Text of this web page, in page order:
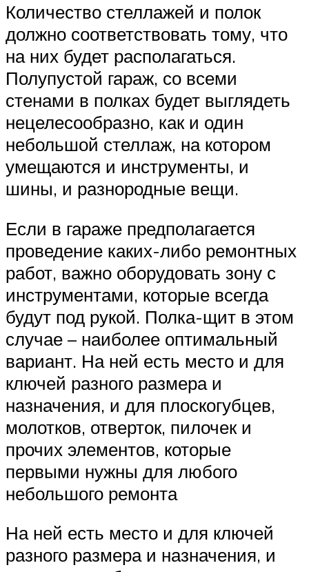
Количество стеллажей и полок
должно соответствовать тому, что
на них будет располагаться.
Полупустой гараж, со всеми
стенами в полках будет выглядеть
нецелесообразно, как и один
небольшой стеллаж, на котором
умещаются и инструменты, и
шины, и разнородные вещи.
Если в гараже предполагается
проведение каких-либо ремонтных
работ, важно оборудовать зону с
инструментами, которые всегда
будут под рукой. Полка-щит в этом
случае – наиболее оптимальный
вариант. На ней есть место и для
ключей разного размера и
назначения, и для плоскогубцев,
молотков, отверток, пилочек и
прочих элементов, которые
первыми нужны для любого
небольшого ремонта
На ней есть место и для ключей
разного размера и назначения, и